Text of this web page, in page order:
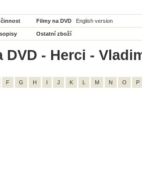
činnost Filmy na DVD English version
Ostatní zboží
DVD - Herci -
F G H I J K L M N O P